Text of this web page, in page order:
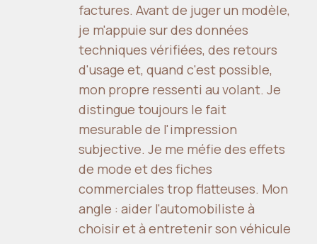
factures. Avant de juger un modèle,
je m'appuie sur des données
techniques vérifiées, des retours
d'usage et, quand c'est possible,
mon propre ressenti au volant. Je
distingue toujours le fait
mesurable de l'impression
subjective. Je me méfie des effets
de mode et des fiches
commerciales trop flatteuses. Mon
angle : aider l'automobiliste à
choisir et à entretenir son véhicule